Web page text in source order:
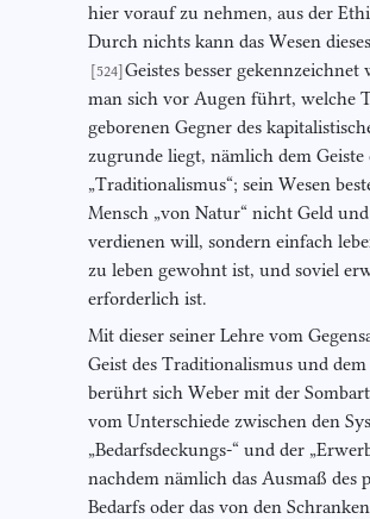
hier vorauf zu nehmen, aus der
Durch nichts kann das Wesen
[524] Geistes besser gekennzeichnet
man sich vor Augen führt, welche
geborenen Gegner des
zugrunde liegt, nämlich dem Geiste
„Traditionalismus“; sein Wesen
Mensch „von Natur“ nicht Geld
verdienen will, sondern einfach
zu leben gewohnt ist, und soviel
erforderlich ist.
Mit dieser seiner Lehre vom
Geist des Traditionalismus und
berührt sich Weber mit der
vom Unterschiede zwischen den
„Bedarfsdeckungs-“ und der
nachdem nämlich das Ausmaß des
Bedarfs oder das von den